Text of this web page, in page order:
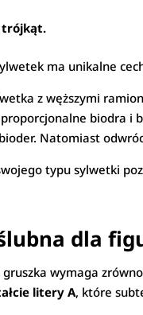
trójkąt.
ma unikalne
z węższymi
biodra i
Natomiast
typu sylwetki
dla
wymaga
litery A, które